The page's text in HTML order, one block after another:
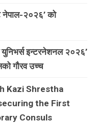
नेपाल-२०२६’ को
इन्टरनेशनल २०२६’
गौरव उच्च
Kazi Shrestha
the First
Consuls